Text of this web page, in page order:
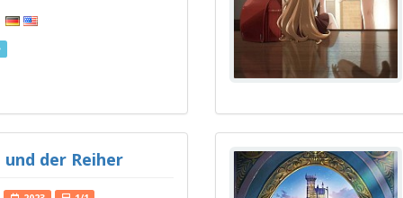
und der Reiher